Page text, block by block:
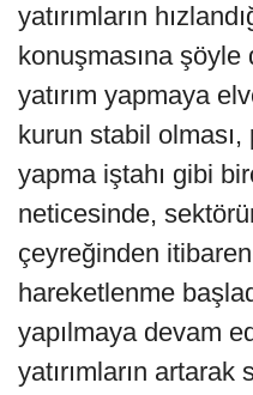
yatırımların
konuşmasına şöyle
yatırım yapmaya
kurun stabil olması,
yapma iştahı gibi
neticesinde,
çeyreğinden
hareketlenme
yapılmaya devam
yatırımların